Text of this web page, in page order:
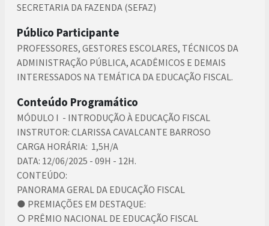
SECRETARIA DA FAZENDA (SEFAZ)
Público Participante
PROFESSORES, GESTORES ESCOLARES, TÉCNICOS DA
ADMINISTRAÇÃO PÚBLICA, ACADÊMICOS E DEMAIS
INTERESSADOS NA TEMÁTICA DA EDUCAÇÃO FISCAL.
Conteúdo Programático
MÓDULO I - INTRODUÇÃO À EDUCAÇÃO FISCAL
INSTRUTOR: CLARISSA CAVALCANTE BARROSO
CARGA HORÁRIA: 1,5H/A
DATA: 12/06/2025 - 09H - 12H.
CONTEÚDO:
PANORAMA GERAL DA EDUCAÇÃO FISCAL
● PREMIAÇÕES EM DESTAQUE:
○ PRÊMIO NACIONAL DE EDUCAÇÃO FISCAL